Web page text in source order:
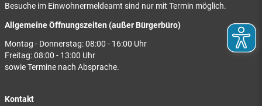
Besuche im Einwohnermeldeamt sind nur mit Termin möglich.
Allgemeine Öffnungszeiten (außer Bürgerbüro)
Montag - Donnerstag: 08:00 - 16:00 Uhr
Freitag: 08:00 - 13:00 Uhr
sowie Termine nach Absprache.
Kontakt